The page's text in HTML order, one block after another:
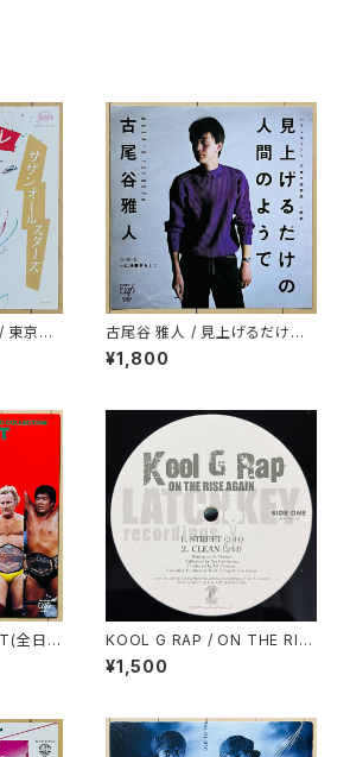
東京シ
古尾谷 雅人 / 見上げるだけの
人間のようで
¥1,800
全日本
コレク
KOOL G RAP / ON THE RIS
E AGAIN
¥1,500